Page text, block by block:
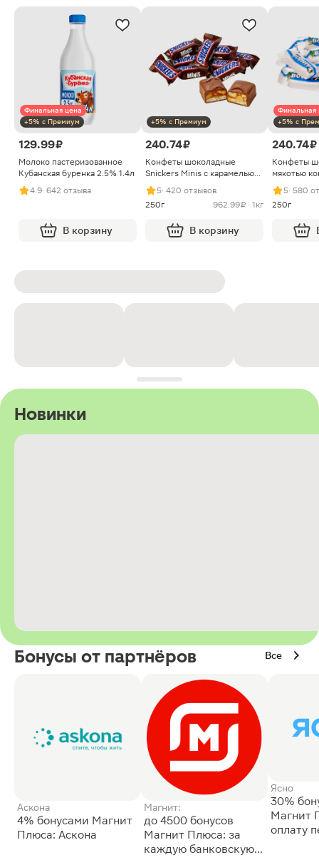
Финальная цена
+5% с Премиум
129.99 ₽
Молоко пастеризованное
Кубанская буренка 2.5% 1.4л
4.9· 642 отзыва
В корзину
+5% с Премиум
240.74 ₽
Конфеты шоколадные
Snickers Minis с карамелью
арахисом и нугой
5· 420 отзывов
250г
962.99 ₽ · 1кг
В корзину
Финальная
+5% с
240.74 ₽
Конфеты
мякотью
5· 580
250г
Новинки
Бонусы от партнёров Все
Аскона
4% бонусами Магнит
Плюса: Аскона
Магнит:
до 4500 бонусов
Магнит Плюса: за
каждую банковскую
Ясно
30%
Магнит
оплату